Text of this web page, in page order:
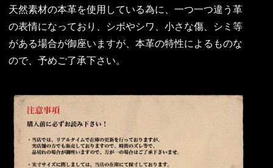
天然素材の本革を使用している為に、一つ一つ違う革
の表情になっており、シボやシワ、小さな傷、シミ等
がある場合が御座いますが、本革の特性によるものな
ので、予めご了承下さい。